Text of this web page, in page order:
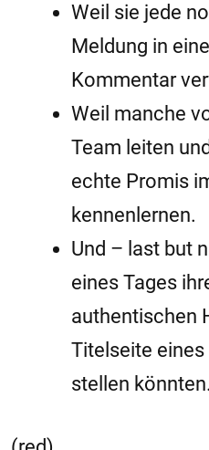
Weil sie jede
Meldung in
Kommentar
Weil manche
Team leiten
echte Promis
kennenlernen.
Und – last but
eines Tages
authentischen
Titelseite
stellen könnten.